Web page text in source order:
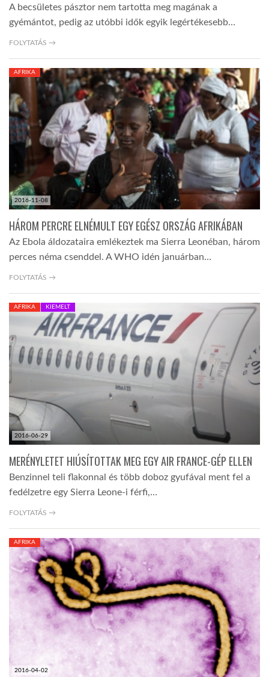
A becsületes pásztor nem tartotta meg magának a
gyémántot, pedig az utóbbi idők egyik legértékesebb…
FOLYTATÁS →
2016-11-08
AFRIKA
HÁROM PERCRE ELNÉMULT EGY EGÉSZ ORSZÁG AFRIKÁBAN
Az Ebola áldozataira emlékeztek ma Sierra Leonéban, három
perces néma csenddel. A WHO idén januárban…
FOLYTATÁS →
2016-06-29
AFRIKA KIEMELT
MERÉNYLETET HIÚSÍTOTTAK MEG EGY AIR FRANCE-GÉP ELLEN
Benzinnel teli flakonnal és több doboz gyufával ment fel a
fedélzetre egy Sierra Leone-i férfi,…
FOLYTATÁS →
2016-04-02
AFRIKA